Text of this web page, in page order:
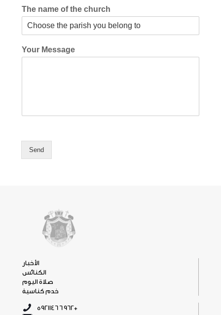
The name of the church
Your Message
Send
الأخبار
الكنائس
صلاة اليوم
خدم كناسية
5921146 6 962+